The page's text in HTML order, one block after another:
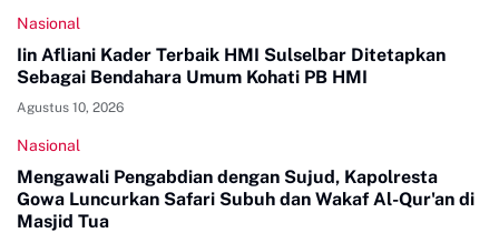
Nasional
Iin Afliani Kader Terbaik HMI Sulselbar Ditetapkan
Sebagai Bendahara Umum Kohati PB HMI
Agustus 10, 2026
Nasional
Mengawali Pengabdian dengan Sujud, Kapolresta
Gowa Luncurkan Safari Subuh dan Wakaf Al-Qur'an di
Masjid Tua